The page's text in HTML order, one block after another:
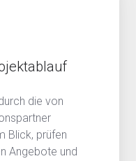
die von
Blick, prüfen
Angebote und